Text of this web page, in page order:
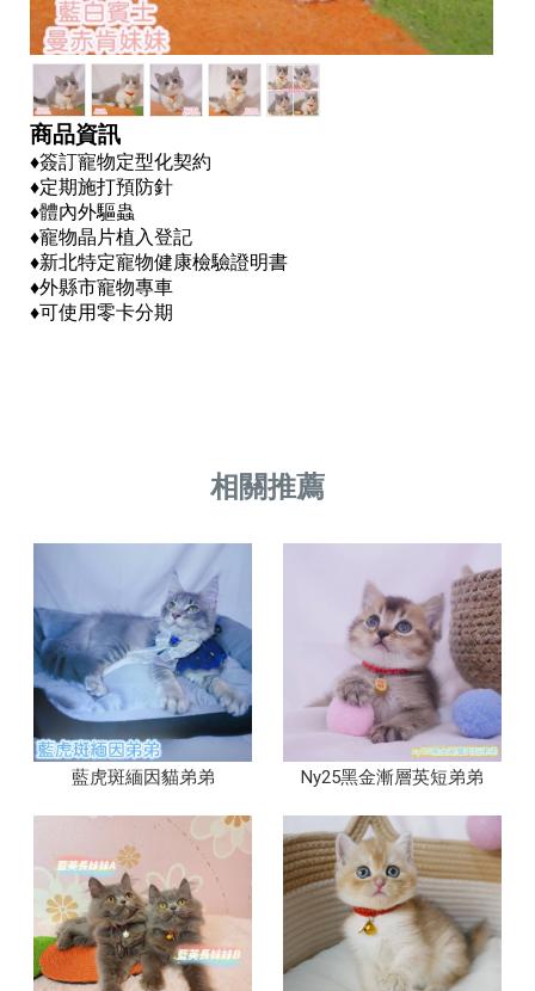
商品資訊
♦️簽訂寵物定型化契約
♦️定期施打預防針
♦️體內外驅蟲
♦️寵物晶片植入登記
♦️新北特定寵物健康檢驗證明書
♦️外縣市寵物專車
♦️可使用零卡分期
藍虎斑緬因貓弟弟 Ny25黑金漸層英短弟弟